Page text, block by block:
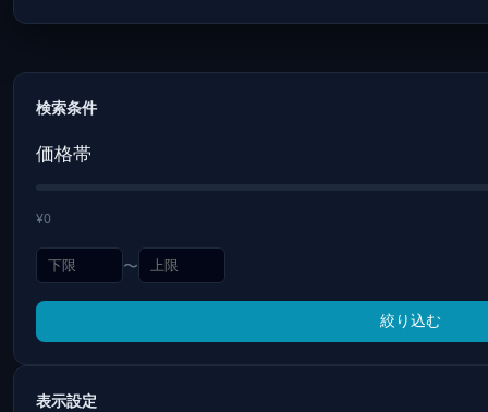
検索条件
価格帯
¥0
〜
絞り込む
表示設定